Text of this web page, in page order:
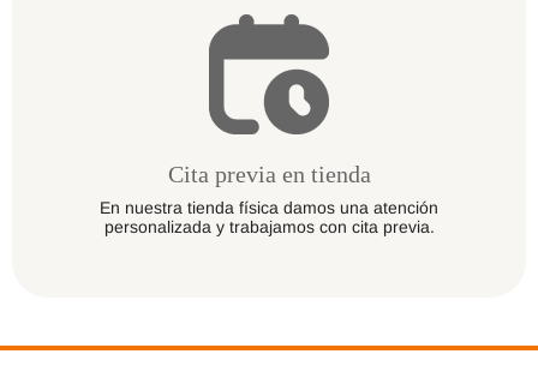
Cita previa en tienda
En nuestra tienda física damos una atención
personalizada y trabajamos con cita previa.